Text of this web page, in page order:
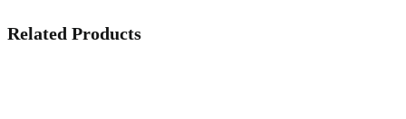
Related Products